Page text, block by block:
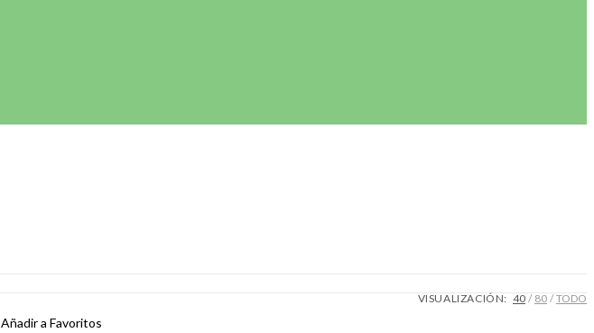
VISUALIZACIÓN: 40 80 TODO
Añadir a Favoritos